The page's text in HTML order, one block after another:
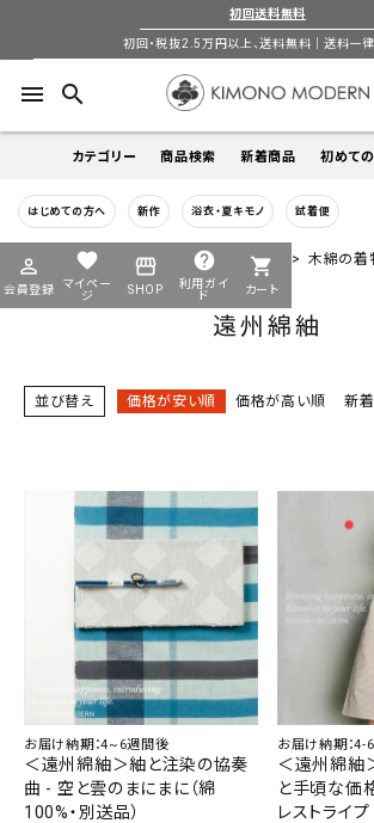
初回送料無料
初回・税抜2.5万円以上、送料無料｜送料一
menu search
カテゴリー
着物
帯
小物
商品検索
キーワードから探す
通年 5-9月 夏季以外通年 春 夏
カテゴリーから探す
帯 羽織 襦袢
タイプから探す
カジュアル ソシアル フォーマル
商品タイプ
在庫有 アーカイブ商品 セール商品
新着商品 初めて
はじめての方へ 新作 浴衣・夏キモノ 試着便
perm_identity
会員登録
favorite
マイペー
ジ
storefront
SHOP
help
利用ガイ
ド
shopping_cart
カート
着物
襦袢
HOME 全商品一覧 着物-KIMONO 木綿の着
遠州綿紬
並び替え 価格が安い順 価格が高い順 新
お届け納期：4~6週間後
＜遠州綿紬＞紬と注染の協奏
曲 - 空と雲のまにまに（綿
100%・別送品）
お届け納期：4-
＜遠州綿紬
と手頃な価
レストライプ